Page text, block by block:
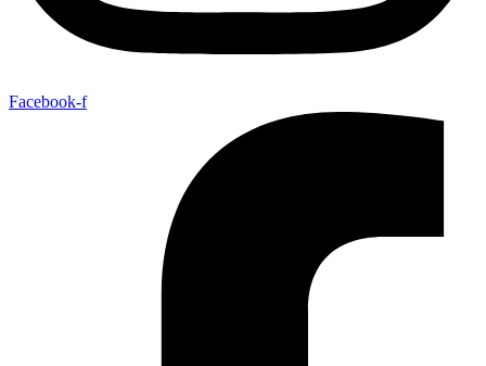
Facebook-f